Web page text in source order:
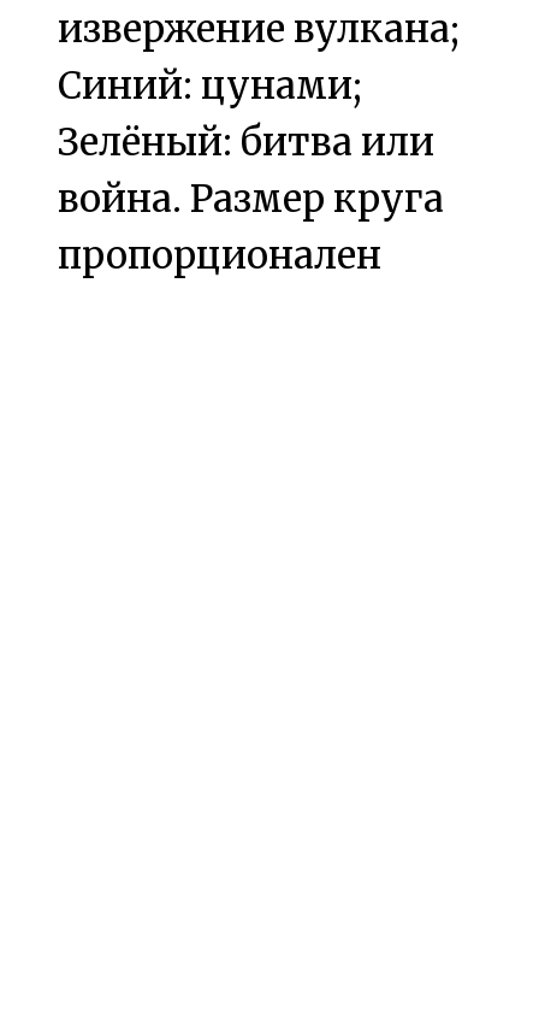
извержение вулкана;
Синий: цунами;
Зелёный: битва или
война. Размер круга
пропорционален